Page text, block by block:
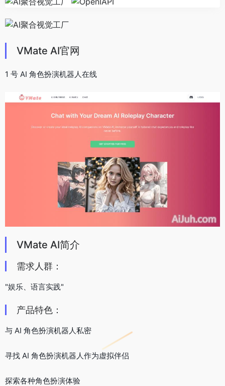
VMate AI官网
1 号 AI 角色扮演机器人在线
VMate AI简介
需求人群：
"娱乐、语言实践"
产品特色：
与 AI 角色扮演机器人私密
寻找 AI 角色扮演机器人作为虚拟伴侣
探索各种角色扮演体验